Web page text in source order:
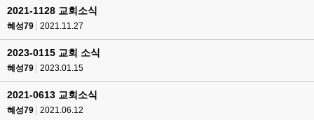
2021-1128 교회소식
혜성79 2021.11.27
2023-0115 교회 소식
혜성79 2023.01.15
2021-0613 교회소식
혜성79 2021.06.12